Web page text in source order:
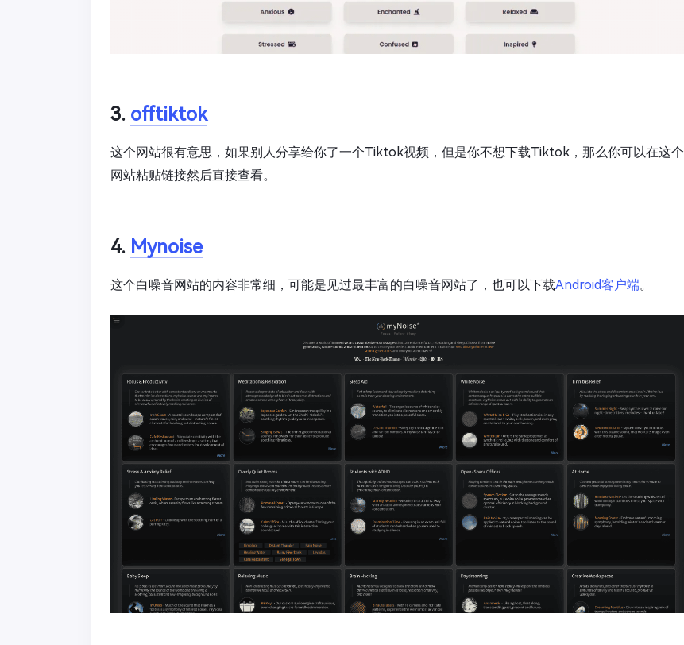
3. offtiktok
这个网站很有意思，如果别人分享给你了一个Tiktok视频，但是你不想下载Tiktok，那么你可以在这个
网站粘贴链接然后直接查看。
4. Mynoise
这个白噪音网站的内容非常细，可能是见过最丰富的白噪音网站了，也可以下载Android客户端。